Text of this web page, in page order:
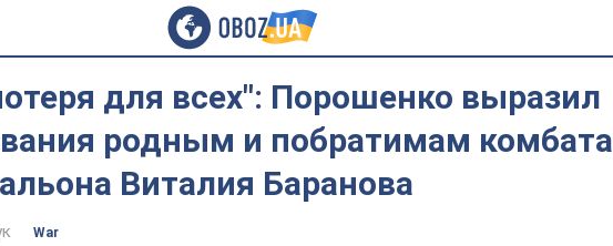
для всех": Порошенко выразил
родным и побратимам комбата
Виталия Баранова
War